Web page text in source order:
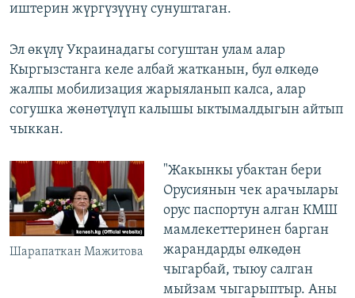
иштерин жүргүзүүнү сунуштаган.
Эл өкүлү Украинадагы согуштан улам алар
Кыргызстанга келе албай жатканын, бул өлкөдө
жалпы мобилизация жарыяланып калса, алар
согушка жөнөтүлүп калышы ыктымалдыгын айтып
чыккан.
Шарапаткан Мажитова
"Жакынкы убактан бери
Орусиянын чек арачылары
орус паспортун алган КМШ
мамлекеттеринен барган
жарандарды өлкөдөн
чыгарбай, тыюу салган
мыйзам чыгарыптыр. Аны